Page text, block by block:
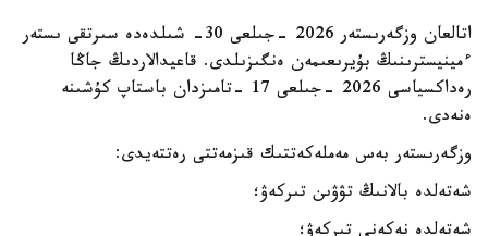
اتالعان وزگەرىستەر 2026 -جىلعى 30- شىلدەدە سىرتقى ىستەر
ءمينيسترىنىڭ بۇيرىعىمەن ەنگىزىلدى. قاعيدالاردىڭ جاڭا
رەداكسياسى 2026 -جىلعى 17 -تامىزدان باستاپ كۇشىنە
ەنەدى.
وزگەرىستەر بەس مەملەكەتتىك قىزمەتتى رەتتەيدى:
شەتەلدە بالانىڭ تۋۋىن تىركەۋ؛